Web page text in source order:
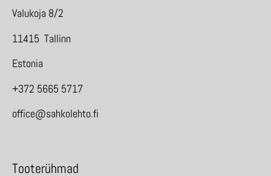
Valukoja 8/2
11415 Tallinn
Estonia
+372 5665 5717
office@sahkolehto.fi
Tooterühmad